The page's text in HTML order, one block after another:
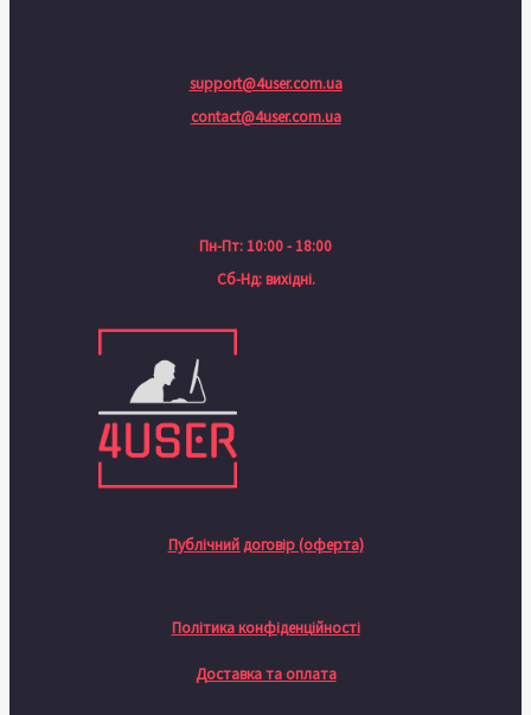
support@4user.com.ua
contact@4user.com.ua
Пн-Пт: 10:00 - 18:00
Сб-Нд: вихідні.
Публічний договір (оферта)
Політика конфіденційності
Доставка та оплата